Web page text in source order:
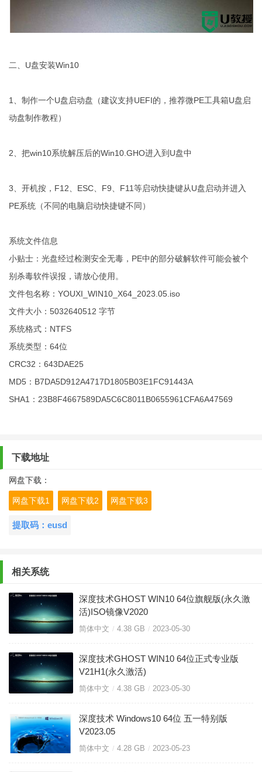
二、U盘安装Win10
1、制作一个U盘启动盘（建议支持UEFI的，推荐微PE工具箱U盘启
动盘制作教程）
2、把win10系统解压后的Win10.GHO进入到U盘中
3、开机按，F12、ESC、F9、F11等启动快捷键从U盘启动并进入
PE系统（不同的电脑启动快捷键不同）
系统文件信息
小贴士：光盘经过检测安全无毒，PE中的部分破解软件可能会被个
别杀毒软件误报，请放心使用。
文件包名称：YOUXI_WIN10_X64_2023.05.iso
文件大小：5032640512 字节
系统格式：NTFS
系统类型：64位
CRC32：643DAE25
MD5：B7DA5D912A4717D1805B03E1FC91443A
SHA1：23B8F4667589DA5C6C8011B0655961CFA6A47569
下载地址
网盘下载：
网盘下载1 网盘下载2 网盘下载3
提取码：eusd
相关系统
深度技术GHOST WIN10 64位旗舰版(永久激
活)ISO镜像V2020
简体中文 4.38 GB 2023-05-30
深度技术GHOST WIN10 64位正式专业版
V21H1(永久激活)
简体中文 4.38 GB 2023-05-30
深度技术 Windows10 64位 五一特别版
V2023.05
简体中文 4.28 GB 2023-05-23